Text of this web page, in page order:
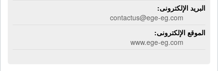
البريد الإلكترونى:
contactus@ege-eg.com
الموقع الإلكترونى:
www.ege-eg.com